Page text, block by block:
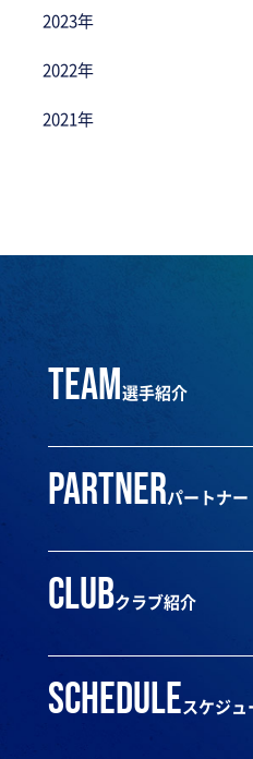
2023年
2022年
2021年
team選手紹介
partnerパートナー
clubクラブ紹介
scheduleスケジュ